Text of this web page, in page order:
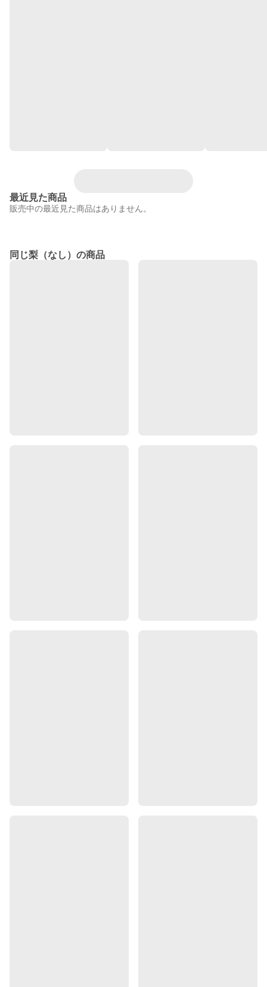
最近見た商品
販売中の最近見た商品はありません。
同じ梨（なし）の商品